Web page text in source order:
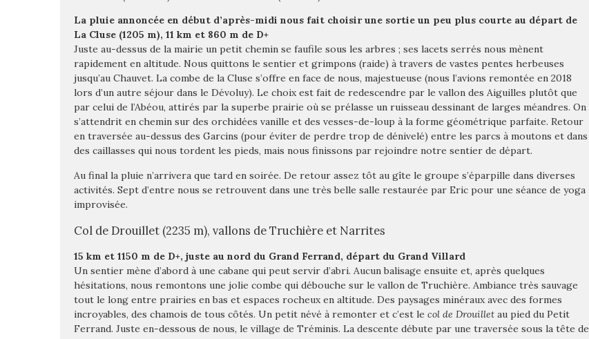
La pluie annoncée en début d’après-midi nous fait choisir une sortie un peu plus courte au départ de
La Cluse (1205 m), 11 km et 860 m de D+
Juste au-dessus de la mairie un petit chemin se faufile sous les arbres ; ses lacets serrés nous mènent
rapidement en altitude. Nous quittons le sentier et grimpons (raide) à travers de vastes pentes herbeuses
jusqu’au Chauvet. La combe de la Cluse s’offre en face de nous, majestueuse (nous l’avions remontée en 2018
lors d’un autre séjour dans le Dévoluy). Le choix est fait de redescendre par le vallon des Aiguilles plutôt que
par celui de l’Abéou, attirés par la superbe prairie où se prélasse un ruisseau dessinant de larges méandres. On
s’attendrit en chemin sur des orchidées vanille et des vesses-de-loup à la forme géométrique parfaite. Retour
en traversée au-dessus des Garcins (pour éviter de perdre trop de dénivelé) entre les parcs à moutons et dans
des caillasses qui nous tordent les pieds, mais nous finissons par rejoindre notre sentier de départ.
Au final la pluie n’arrivera que tard en soirée. De retour assez tôt au gîte le groupe s’éparpille dans diverses
activités. Sept d’entre nous se retrouvent dans une très belle salle restaurée par Eric pour une séance de yoga
improvisée.
Col de Drouillet (2235 m), vallons de Truchière et Narrites
15 km et 1150 m de D+, juste au nord du Grand Ferrand, départ du Grand Villard
Un sentier mène d’abord à une cabane qui peut servir d’abri. Aucun balisage ensuite et, après quelques
hésitations, nous remontons une jolie combe qui débouche sur le vallon de Truchière. Ambiance très sauvage
tout le long entre prairies en bas et espaces rocheux en altitude. Des paysages minéraux avec des formes
incroyables, des chamois de tous côtés. Un petit névé à remonter et c’est le col de Drouillet au pied du Petit
Ferrand. Juste en-dessous de nous, le village de Tréminis. La descente débute par une traversée sous la tête de